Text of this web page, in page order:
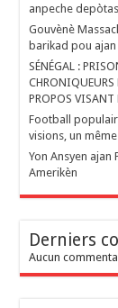
anpeche
Gouvènè
barikad pou ajan
SÉNÉGAL :
CHRONIQUEURS
PROPOS VISANT
Football
visions, un
Yon Ansyen ajan
Amerikèn
Derniers
Aucun